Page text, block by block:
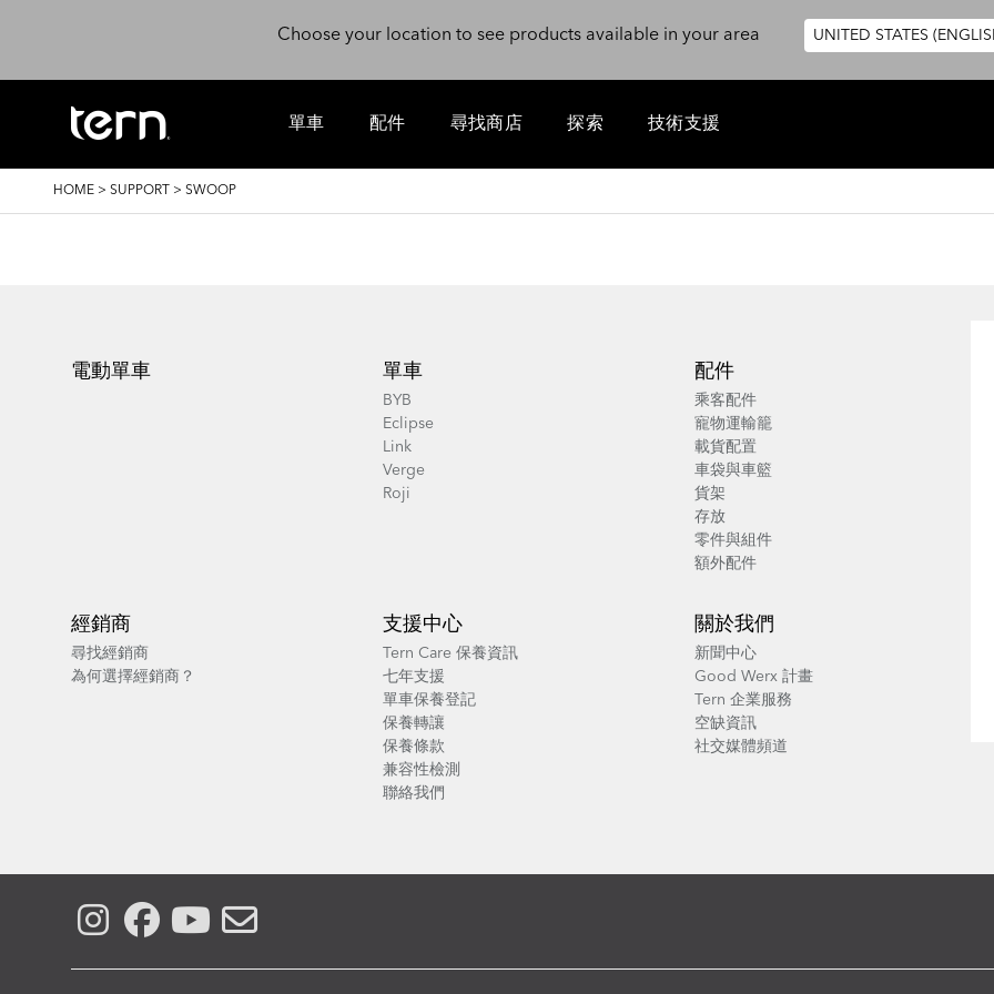
Choose your location to see products available in your area
UNITED STATES
單車 配件 尋找商店 探索 技術支援
BREADCRUMB
HOME > SUPPORT > SWOOP
電動單車 單車
BYB
Eclipse
Link
Verge
Roji
配件
乘客配件
寵物運輸籠
載貨配置
車袋與車籃
貨架
存放
零件與組件
額外配件
經銷商
尋找經銷商
為何選擇經銷商？
支援中心
Tern Care 保養資訊
七年支援
單車保養登記
保養轉讓
保養條款
兼容性檢測
聯絡我們
關於我們
新聞中心
Good Werx 計畫
Tern 企業服務
空缺資訊
社交媒體頻道